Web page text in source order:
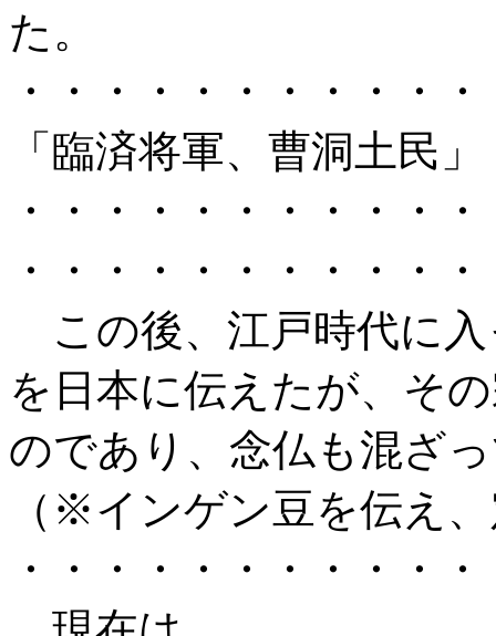
た。
・・・・・・・・・・
「臨済将軍、曹洞土民」
・・・・・・・・・・
・・・・・・・・・・
この後、江戸時代に入
を日本に伝えたが、そ
のであり、念仏も混ざ
（※インゲン豆を伝え
・・・・・・・・・・